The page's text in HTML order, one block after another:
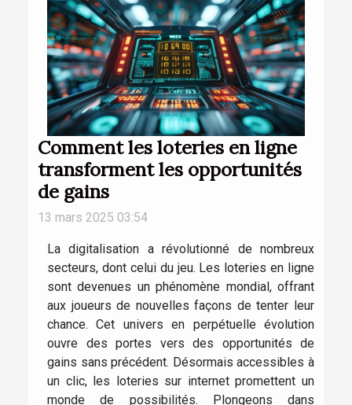
Comment les loteries en ligne
transforment les opportunités
de gains
13 mars 2025 03:54
La digitalisation a révolutionné de nombreux
secteurs, dont celui du jeu. Les loteries en ligne
sont devenues un phénomène mondial, offrant
aux joueurs de nouvelles façons de tenter leur
chance. Cet univers en perpétuelle évolution
ouvre des portes vers des opportunités de
gains sans précédent. Désormais accessibles à
un clic, les loteries sur internet promettent un
monde de possibilités. Plongeons dans